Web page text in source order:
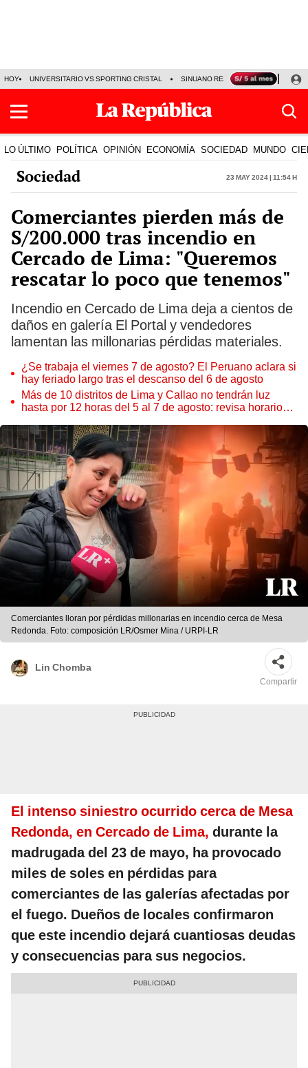
HOY UNIVERSITARIO VS SPORTING CRISTAL SINUANO RESULTADOS HOY
LO ÚLTIMO POLÍTICA OPINIÓN ECONOMÍA SOCIEDAD MUNDO
Sociedad 23 May 2024 | 11:54 h
Comerciantes pierden más de
S/200.000 tras incendio en
Cercado de Lima: "Queremos
rescatar lo poco que tenemos"
Incendio en Cercado de Lima deja a cientos de
daños en galería El Portal y vendedores
lamentan las millonarias pérdidas materiales.
¿Se trabaja el viernes 7 de agosto? El Peruano aclara si
hay feriado largo tras el descanso del 6 de agosto
Más de 10 distritos de Lima y Callao no tendrán luz
hasta por 12 horas del 5 al 7 de agosto: revisa horarios y
Comerciantes lloran por pérdidas millonarias en incendio cerca de Mesa
Redonda. Foto: composición LR/Osmer Mina / URPI-LR
Lin Chomba
Compartir
El intenso siniestro ocurrido cerca de Mesa
Redonda, en Cercado de Lima, durante la
madrugada del 23 de mayo, ha provocado
miles de soles en pérdidas para
comerciantes de las galerías afectadas por
el fuego. Dueños de locales confirmaron
que este incendio dejará cuantiosas deudas
y consecuencias para sus negocios.